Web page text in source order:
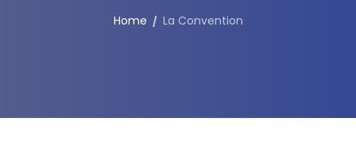
Home La Convention